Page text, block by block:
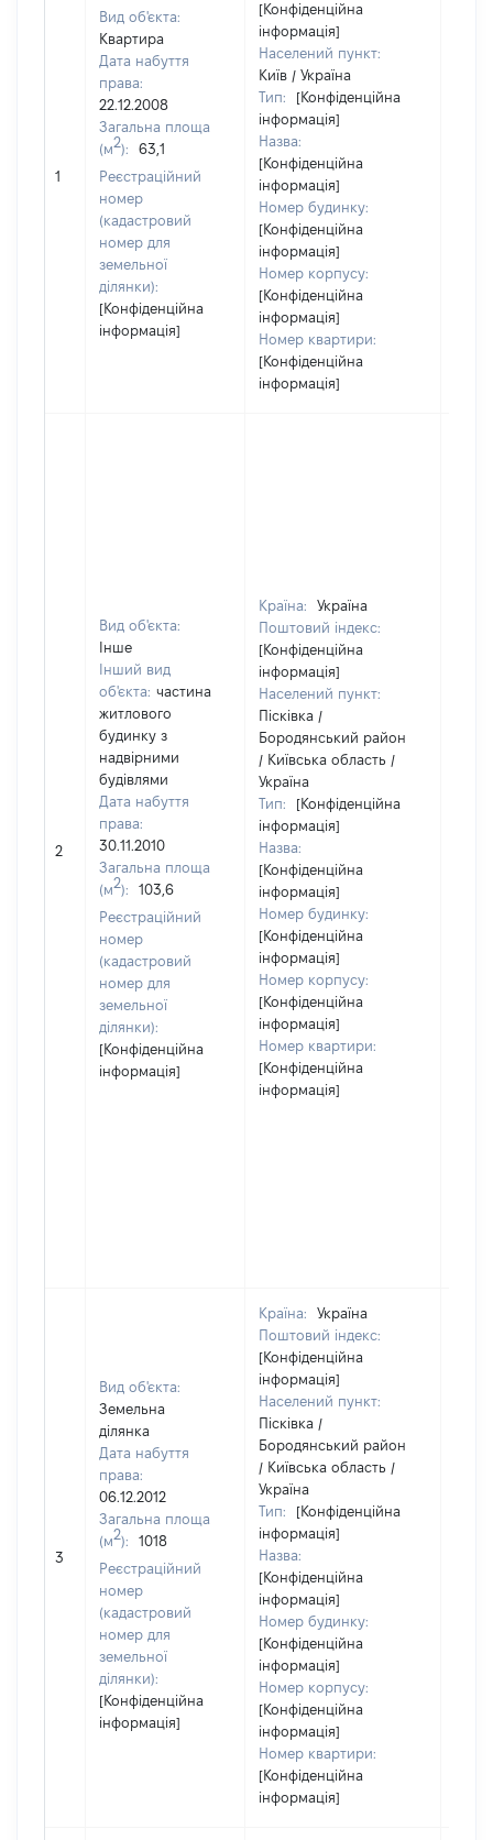
1
Вид об'єкта:
Квартира
Дата набуття
права:
22.12.2008
Загальна площа
(м2):
63,1
Реєстраційний
номер
(кадастровий
номер для
земельної
ділянки):
[Конфіденційна
інформація]
[Конфіденційна
інформація]
Населений пункт:
Київ / Україна
Тип:
[Конфіденційна
інформація]
Назва:
[Конфіденційна
інформація]
Номер будинку:
[Конфіденційна
інформація]
Номер корпусу:
[Конфіденційна
інформація]
Номер квартири:
[Конфіденційна
інформація]
2
Вид об'єкта:
Інше
Інший вид
об'єкта: частина
житлового
будинку з
надвірними
будівлями
Дата набуття
права:
30.11.2010
Загальна площа
(м2):
103,6
Реєстраційний
номер
(кадастровий
номер для
земельної
ділянки):
[Конфіденційна
інформація]
Країна:
Україна
Поштовий індекс:
[Конфіденційна
інформація]
Населений пункт:
Пісківка /
Бородянський район
/ Київська область /
Україна
Тип:
[Конфіденційна
інформація]
Назва:
[Конфіденційна
інформація]
Номер будинку:
[Конфіденційна
інформація]
Номер корпусу:
[Конфіденційна
інформація]
Номер квартири:
[Конфіденційна
інформація]
3
Вид об'єкта:
Земельна
ділянка
Дата набуття
права:
06.12.2012
Загальна площа
(м2):
1018
Реєстраційний
номер
(кадастровий
номер для
земельної
ділянки):
[Конфіденційна
інформація]
Країна:
Україна
Поштовий індекс:
[Конфіденційна
інформація]
Населений пункт:
Пісківка /
Бородянський район
/ Київська область /
Україна
Тип:
[Конфіденційна
інформація]
Назва:
[Конфіденційна
інформація]
Номер будинку:
[Конфіденційна
інформація]
Номер корпусу:
[Конфіденційна
інформація]
Номер квартири:
[Конфіденційна
інформація]